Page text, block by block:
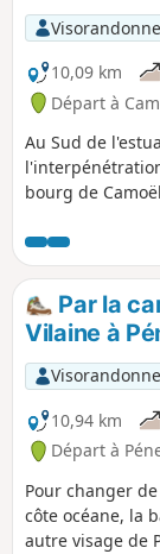
10,09 km
Départ à
Au Sud de
bourg de
baie de Pont
le fleuve là où
alimentent
secrète qu'il est
n'est pas trop
Par la
Vilaine à
10,94 km
Départ à
Pour changer
côte océane, la
autre visage de